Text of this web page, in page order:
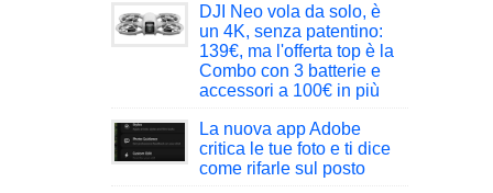
DJI Neo vola da solo, è
un 4K, senza patentino:
139€, ma l'offerta top è la
Combo con 3 batterie e
accessori a 100€ in più
La nuova app Adobe
critica le tue foto e ti dice
come rifarle sul posto